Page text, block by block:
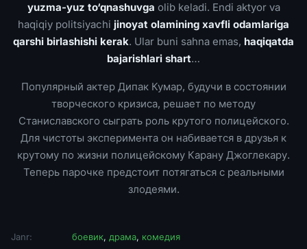
yuzma-yuz to‘qnashuvga olib keladi. Endi aktyor va
haqiqiy politsiyachi jinoyat olamining xavfli odamlariga
qarshi birlashishi kerak. Ular buni sahna emas, haqiqatda
bajarishlari shart…
Популярный актер Дипак Кумар, будучи в состоянии
творческого кризиса, решает по методу
Станиславского сыграть роль крутого полицейского.
Для чистоты эксперимента он набивается в друзья к
крутому по жизни полицейскому Карану Джоглекару.
Теперь парочке предстоит потягаться с реальными
злодеями.
Janr: боевик, драма, комедия